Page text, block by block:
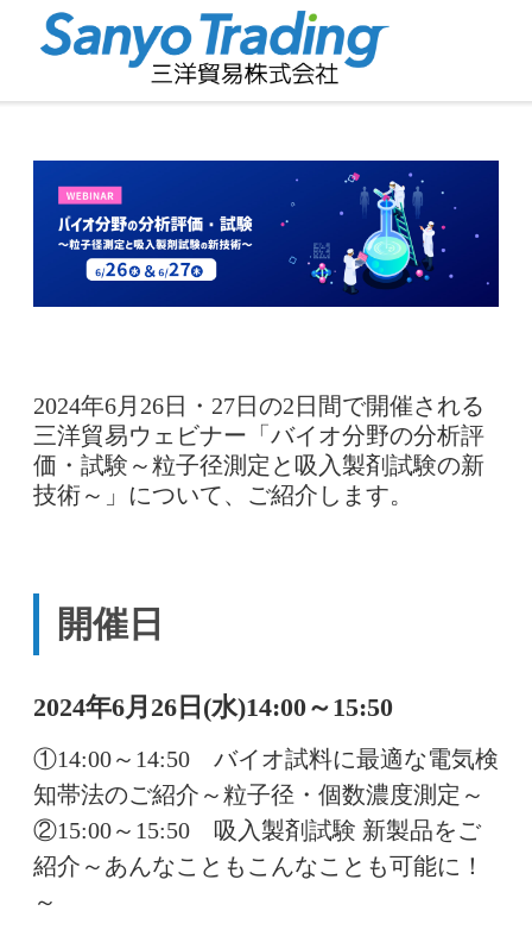
2024年6月26日・27日の2日間で開催される
三洋貿易ウェビナー「バイオ分野の分析評
価・試験～粒子径測定と吸入製剤試験の新
技術～」について、ご紹介します。
開催日
2024年6月26日(水)14:00～15:50
①14:00～14:50 バイオ試料に最適な電気検
知帯法のご紹介～粒子径・個数濃度測定～
②15:00～15:50 吸入製剤試験 新製品をご
紹介～あんなこともこんなことも可能に！
～